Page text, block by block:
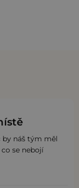
by náš tým měl
se nebojí